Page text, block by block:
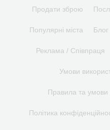
Продати зброю
Популярні міста Блог
Реклама / Співпраця
Умови
Правила та умови
Політика